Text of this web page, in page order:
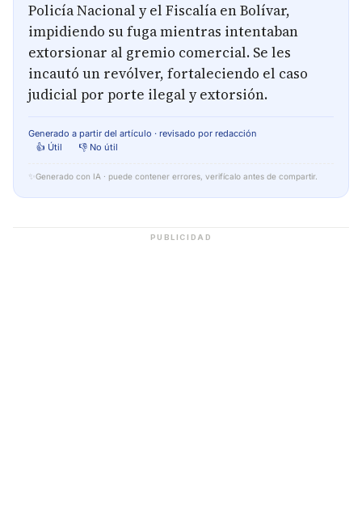
Policía Nacional y el Fiscalía en Bolívar,
impidiendo su fuga mientras intentaban
extorsionar al gremio comercial. Se les
incautó un revólver, fortaleciendo el caso
judicial por porte ilegal y extorsión.
Generado a partir del artículo · revisado por redacción
👍 Útil
👎 No útil
✨ Generado con IA · puede contener errores, verifícalo antes de compartir.
PUBLICIDAD